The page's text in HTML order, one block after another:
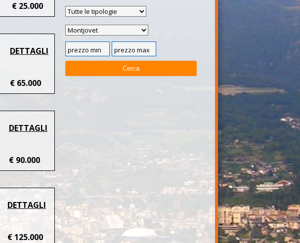
€ 25.000
DETTAGLI
€ 65.000
DETTAGLI
€ 90.000
DETTAGLI
€ 125.000